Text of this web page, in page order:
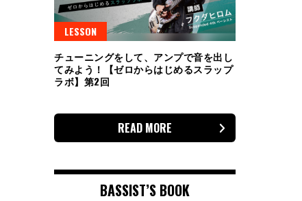
LESSON
チューニングをして、アンプで音を出し
てみよう！【ゼロからはじめるスラップ
ラボ】第2回
READ MORE
BASSIST’S BOOK